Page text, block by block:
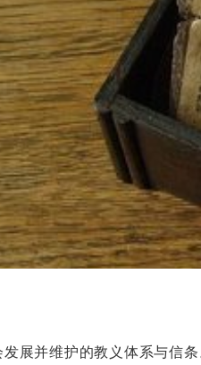
展并维护的教义体系与信